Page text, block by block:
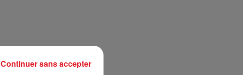
Continuer sans accepter